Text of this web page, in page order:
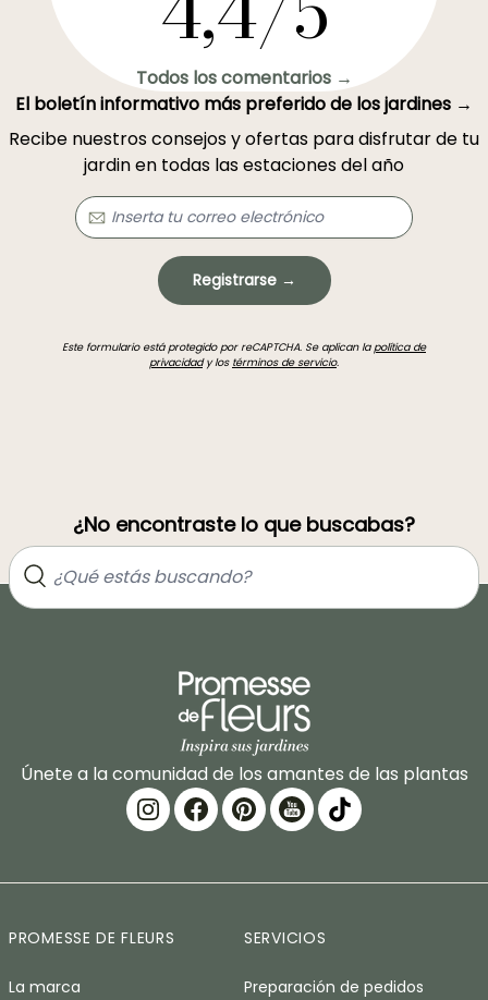
Todos los comentarios →
El boletín informativo más preferido de los jardines →
Recibe nuestros consejos y ofertas para disfrutar de tu
jardin en todas las estaciones del año
Registrarse →
Este formulario está protegido por reCAPTCHA. Se aplican lapolítica de
privacidady los términos de servicio.
¿No encontraste lo que buscabas?
Únete a la comunidad de los amantes de las plantas
PROMESSE DE FLEURS
La marca
SERVICIOS
Preparación de pedidos